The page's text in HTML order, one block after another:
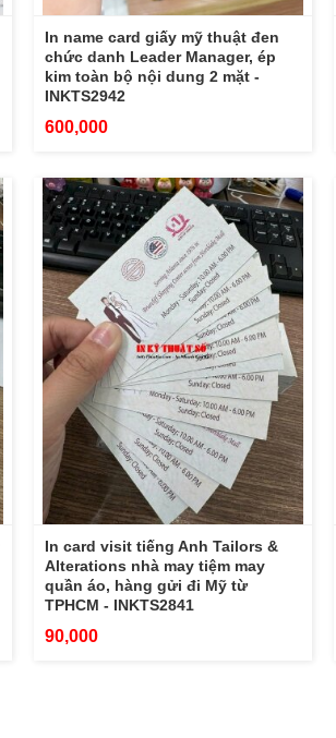
In name card giấy mỹ thuật đen
chức danh Leader Manager, ép
kim toàn bộ nội dung 2 mặt -
INKTS2942
600,000
In card visit tiếng Anh Tailors &
Alterations nhà may tiệm may
quần áo, hàng gửi đi Mỹ từ
TPHCM - INKTS2841
90,000